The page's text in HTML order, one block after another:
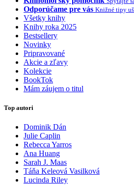
Odporúčame pre vás Knižné tipy
Všetky knihy
Knihy roka 2025
Bestsellery
Novinky
Pripravované
Akcie a zľavy
Kolekcie
BookTok
Mám záujem o titul
Top autori
Dominik Dán
Julie Caplin
Rebecca Yarros
Ana Huang
Sarah J. Maas
Táňa Keleová Vasilková
Lucinda Riley